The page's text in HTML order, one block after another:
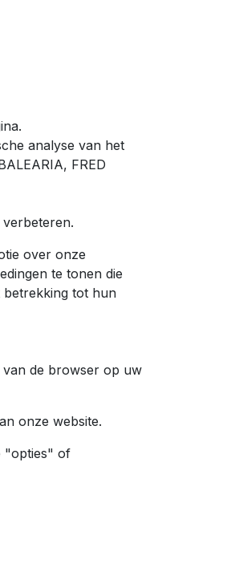
analyse van het
FRED
over onze
te tonen die
betrekking tot hun
van de browser op uw
onze website.
"opties" of